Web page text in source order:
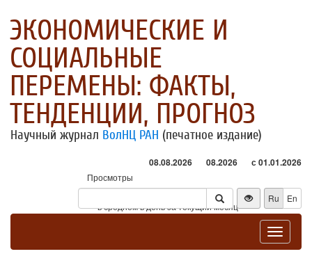
ЭКОНОМИЧЕСКИЕ И
СОЦИАЛЬНЫЕ
ПЕРЕМЕНЫ: ФАКТЫ,
ТЕНДЕНЦИИ, ПРОГНОЗ
Научный журнал ВолНЦ РАН (печатное издание)
08.08.2026 08.2026 с 01.01.2026
Просмотры
Посетители
* - в среднем в день за текущий месяц
Ru En
Toggle